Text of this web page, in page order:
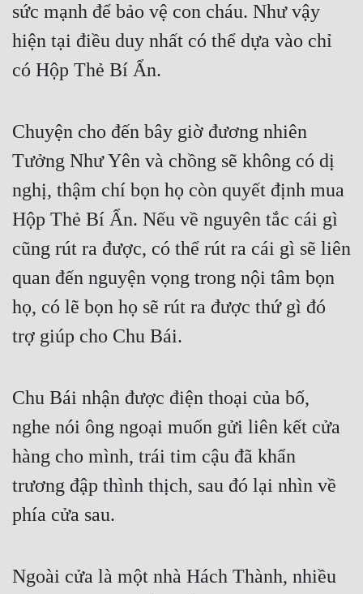
sức mạnh để bảo vệ con cháu. Như vậy
hiện tại điều duy nhất có thể dựa vào chỉ
có Hộp Thẻ Bí Ẩn.
Chuyện cho đến bây giờ đương nhiên
Tưởng Như Yên và chồng sẽ không có dị
nghị, thậm chí bọn họ còn quyết định mua
Hộp Thẻ Bí Ẩn. Nếu về nguyên tắc cái gì
cũng rút ra được, có thể rút ra cái gì sẽ liên
quan đến nguyện vọng trong nội tâm bọn
họ, có lẽ bọn họ sẽ rút ra được thứ gì đó
trợ giúp cho Chu Bái.
Chu Bái nhận được điện thoại của bố,
nghe nói ông ngoại muốn gửi liên kết cửa
hàng cho mình, trái tim cậu đã khẩn
trương đập thình thịch, sau đó lại nhìn về
phía cửa sau.
Ngoài cửa là một nhà Hách Thành, nhiều